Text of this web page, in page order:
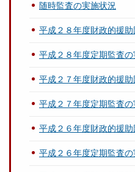
随時監査の実施状況
平成２８年度財政的援
平成２８年度定期監査の
平成２７年度財政的援
平成２７年度定期監査の
平成２６年度財政的援
平成２６年度定期監査の